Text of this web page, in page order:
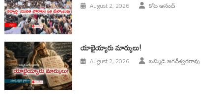
August 2, 2026 కోట ఆనంద్
యాభైయ్యారు మార్కులు!
August 2, 2026 బమ్మిడి జగదీశ్వరరావు